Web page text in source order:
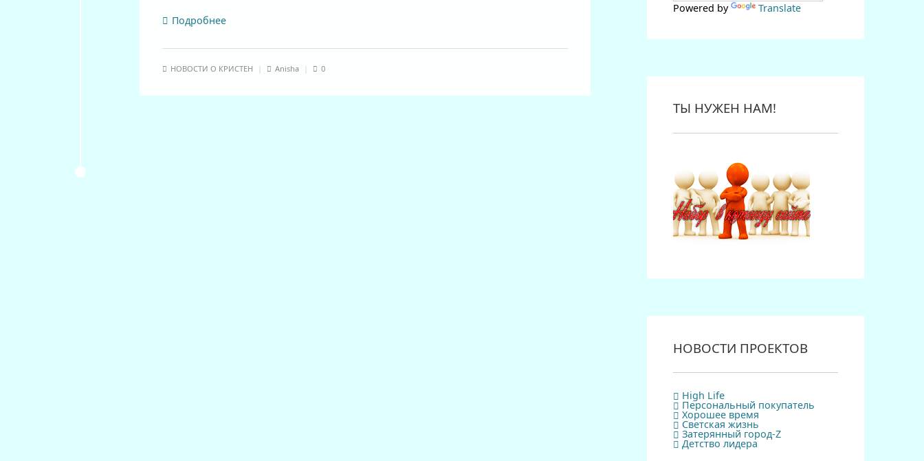
Подробнее
НОВОСТИ О КРИСТЕН Anisha 0
Powered by Translate
ТЫ НУЖЕН НАМ!
НОВОСТИ ПРОЕКТОВ
High Life
Персональный покупатель
Хорошее время
Светская жизнь
Затерянный город-Z
Детство лидера